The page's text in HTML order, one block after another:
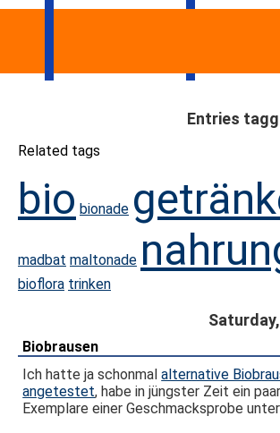
Entries
Related tags
bio bionade
madbat maltonade
bioflora trinken
Biobrausen
Ich hatte ja schonmalalternative
angetestet, habe in jüngster Zeit ein
Exemplare einer Geschmacksprobe